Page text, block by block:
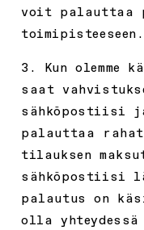
voit palauttaa
toimipisteeseen.
3. Kun olemme
saat
sähköpostiisi
palauttaa
tilauksen
sähköpostiisi
palautus on
olla yhteydessä